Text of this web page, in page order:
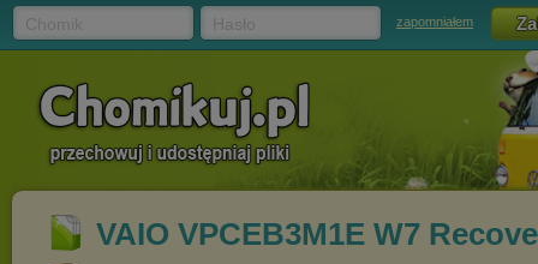
zapomniałem
VAIO VPCEB3M1E W7